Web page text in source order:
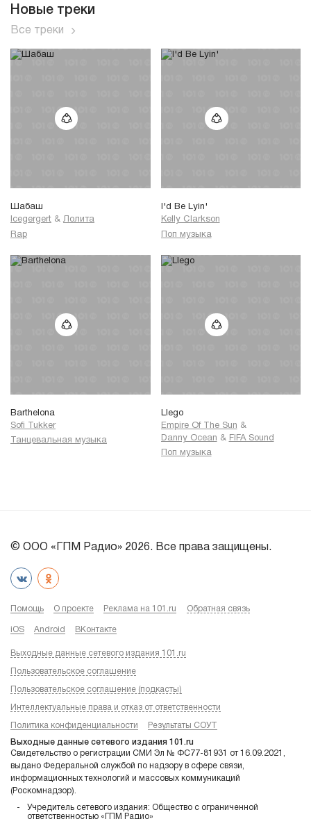
Новые треки
Все треки
Шабаш
Icegergert & Лолита
Rap
I'd Be Lyin'
Kelly Clarkson
Поп музыка
Barthelona
Sofi Tukker
Танцевальная музыка
Llego
Empire Of The Sun &
Danny Ocean & FIFA Sound
Поп музыка
© ООО «ГПМ Радио» 2026. Все права защищены.
Помощь О проекте Реклама на 101.ru Обратная связь
iOS Android ВКонтакте
Выходные данные сетевого издания 101.ru
Пользовательское соглашение
Пользовательское соглашение (подкасты)
Интеллектуальные права и отказ от ответственности
Политика конфиденциальности Результаты СОУТ
Выходные данные сетевого издания 101.ru
Свидетельство о регистрации СМИ Эл № ФС77-81931 от 16.09.2021,
выдано Федеральной службой по надзору в сфере связи,
информационных технологий и массовых коммуникаций
(Роскомнадзор).
Учредитель сетевого издания: Общество с ограниченной
ответственностью «ГПМ Радио»